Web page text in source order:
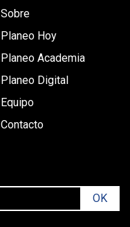
Sobre
Planeo Hoy
Planeo Academia
Planeo Digital
Equipo
Contacto
OK